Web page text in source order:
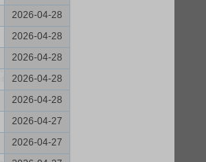
2026-04-28
2026-04-28
2026-04-28
2026-04-28
2026-04-28
2026-04-27
2026-04-27